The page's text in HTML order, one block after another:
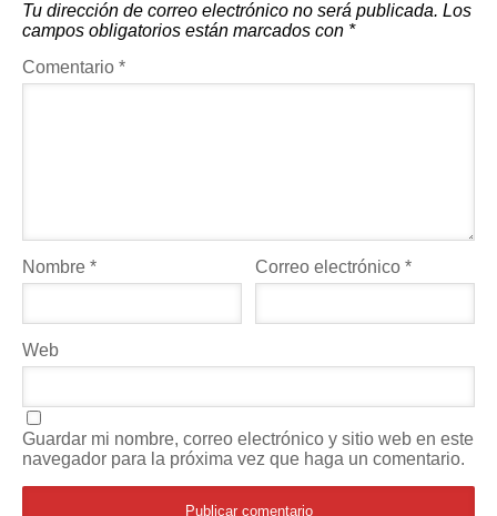
Tu dirección de correo electrónico no será publicada. Los
campos obligatorios están marcados con *
Comentario *
Nombre * Correo electrónico*
Web
Guardar mi nombre, correo electrónico y sitio web en este
navegador para la próxima vez que haga un comentario.